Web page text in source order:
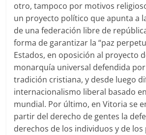
otro, tampoco por motivos
un proyecto político que apunta a
de una federación libre de
forma de garantizar la “paz
Estados, en oposición al proyecto
monarquía universal defendida
tradición cristiana, y desde luego
internacionalismo liberal basado
mundial. Por último, en Vitoria se
partir del derecho de gentes la
derechos de los individuos y de